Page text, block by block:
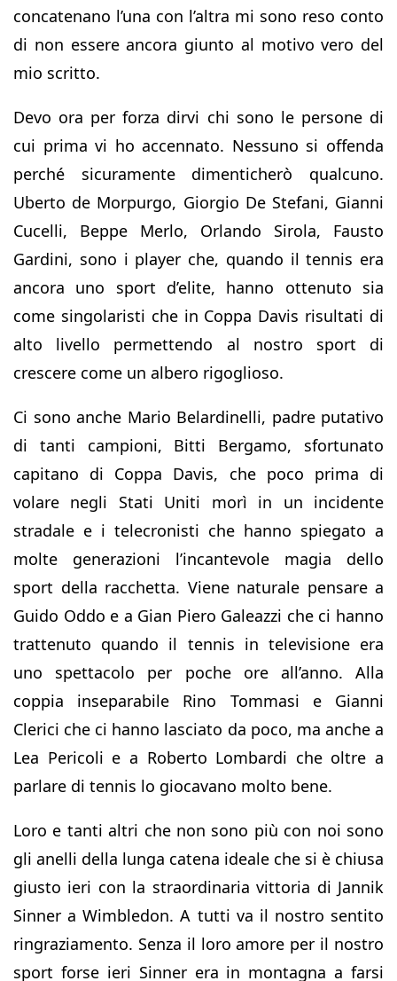
concatenano l’una con l’altra mi sono reso conto
di non essere ancora giunto al motivo vero del
mio scritto.
Devo ora per forza dirvi chi sono le persone di
cui prima vi ho accennato. Nessuno si offenda
perché sicuramente dimenticherò qualcuno.
Uberto de Morpurgo, Giorgio De Stefani, Gianni
Cucelli, Beppe Merlo, Orlando Sirola, Fausto
Gardini, sono i player che, quando il tennis era
ancora uno sport d’elite, hanno ottenuto sia
come singolaristi che in Coppa Davis risultati di
alto livello permettendo al nostro sport di
crescere come un albero rigoglioso.
Ci sono anche Mario Belardinelli, padre putativo
di tanti campioni, Bitti Bergamo, sfortunato
capitano di Coppa Davis, che poco prima di
volare negli Stati Uniti morì in un incidente
stradale e i telecronisti che hanno spiegato a
molte generazioni l’incantevole magia dello
sport della racchetta. Viene naturale pensare a
Guido Oddo e a Gian Piero Galeazzi che ci hanno
trattenuto quando il tennis in televisione era
uno spettacolo per poche ore all’anno. Alla
coppia inseparabile Rino Tommasi e Gianni
Clerici che ci hanno lasciato da poco, ma anche a
Lea Pericoli e a Roberto Lombardi che oltre a
parlare di tennis lo giocavano molto bene.
Loro e tanti altri che non sono più con noi sono
gli anelli della lunga catena ideale che si è chiusa
giusto ieri con la straordinaria vittoria di Jannik
Sinner a Wimbledon. A tutti va il nostro sentito
ringraziamento. Senza il loro amore per il nostro
sport forse ieri Sinner era in montagna a farsi